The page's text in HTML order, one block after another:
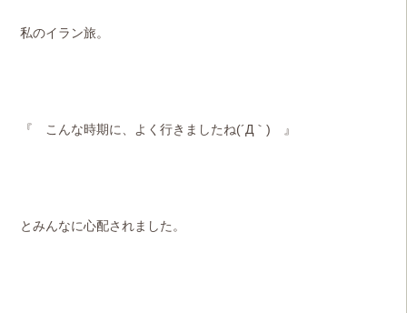
私のイラン旅。
『 こんな時期に、よく行きましたね(´Д｀) 』
とみんなに心配されました。